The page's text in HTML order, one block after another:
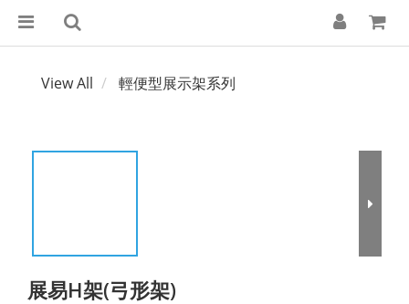
View All 輕便型展示架系列
展易H架(弓形架)